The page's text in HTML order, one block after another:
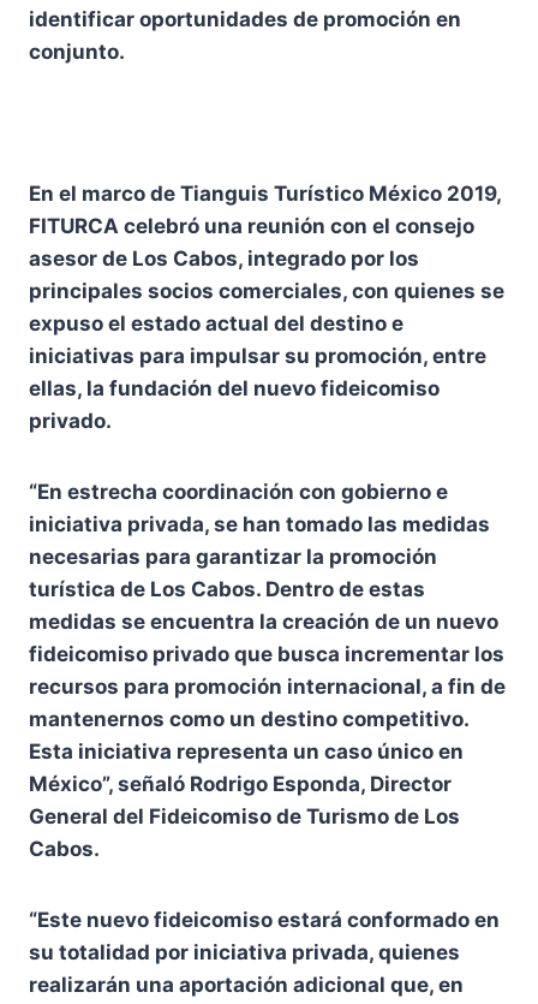
identificar oportunidades de promoción en
conjunto.
En el marco de Tianguis Turístico México 2019,
FITURCA celebró una reunión con el consejo
asesor de Los Cabos, integrado por los
principales socios comerciales, con quienes se
expuso el estado actual del destino e
iniciativas para impulsar su promoción, entre
ellas, la fundación del nuevo fideicomiso
privado.
“En estrecha coordinación con gobierno e
iniciativa privada, se han tomado las medidas
necesarias para garantizar la promoción
turística de Los Cabos. Dentro de estas
medidas se encuentra la creación de un nuevo
fideicomiso privado que busca incrementar los
recursos para promoción internacional, a fin de
mantenernos como un destino competitivo.
Esta iniciativa representa un caso único en
México”, señaló Rodrigo Esponda, Director
General del Fideicomiso de Turismo de Los
Cabos.
“Este nuevo fideicomiso estará conformado en
su totalidad por iniciativa privada, quienes
realizarán una aportación adicional que, en